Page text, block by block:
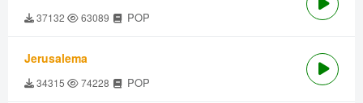
37132 63089 POP
Jerusalema
34315 74228 POP